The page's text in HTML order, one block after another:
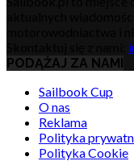
PODĄŻAJ ZA NAMI
Sailbook Cup
O nas
Reklama
Polityka
Polityka Cookie